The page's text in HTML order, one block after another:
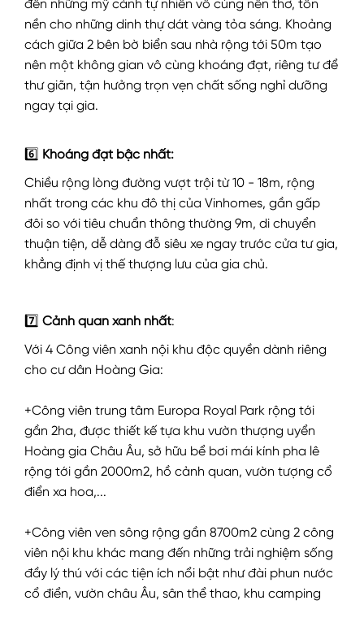
đến những mỹ cảnh tự nhiên vô cùng nên thơ, tôn
nền cho những dinh thự dát vàng tỏa sáng. Khoảng
cách giữa 2 bên bờ biển sau nhà rộng tới 50m tạo
nên một không gian vô cùng khoáng đạt, riêng tư để
thư giãn, tận hưởng trọn vẹn chất sống nghỉ dưỡng
ngay tại gia.
6️⃣ Khoáng đạt bậc nhất:
Chiều rộng lòng đường vượt trội từ 10 - 18m, rộng
nhất trong các khu đô thị của Vinhomes, gần gấp
đôi so với tiêu chuẩn thông thường 9m, di chuyển
thuận tiện, dễ dàng đỗ siêu xe ngay trước cửa tư gia,
khẳng định vị thế thượng lưu của gia chủ.
7️⃣ Cảnh quan xanh nhất:
Với 4 Công viên xanh nội khu độc quyền dành riêng
cho cư dân Hoàng Gia:
+Công viên trung tâm Europa Royal Park rộng tới
gần 2ha, được thiết kế tựa khu vườn thượng uyển
Hoàng gia Châu Âu, sở hữu bể bơi mái kính pha lê
rộng tới gần 2000m2, hồ cảnh quan, vườn tượng cổ
điển xa hoa,...
+Công viên ven sông rộng gần 8700m2 cùng 2 công
viên nội khu khác mang đến những trải nghiệm sống
đầy lý thú với các tiện ích nổi bật như đài phun nước
cổ điển, vườn châu Âu, sân thể thao, khu camping